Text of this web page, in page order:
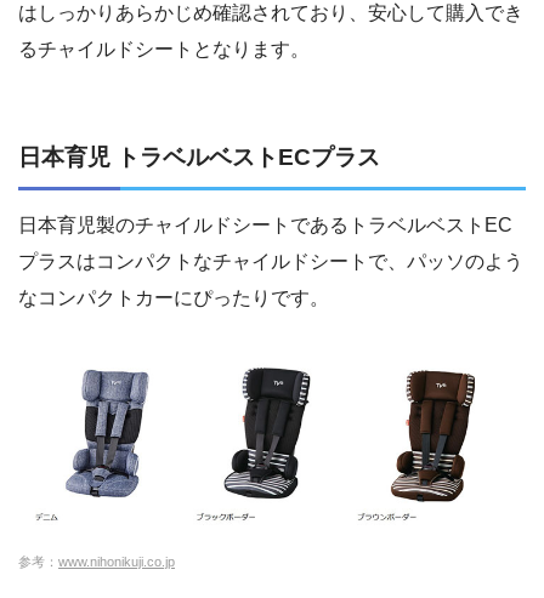
はしっかりあらかじめ確認されており、安心して購入でき
るチャイルドシートとなります。
日本育児 トラベルベストECプラス
日本育児製のチャイルドシートであるトラベルベストEC
プラスはコンパクトなチャイルドシートで、パッソのよう
なコンパクトカーにぴったりです。
参考： www.nihonikuji.co.jp